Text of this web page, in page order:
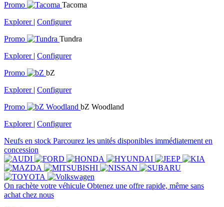
Promo
Tacoma
Explorer | Configurer
Promo
Tundra
Explorer | Configurer
Promo
bZ
Explorer | Configurer
Promo
bZ Woodland
Explorer | Configurer
Neufs en stock Parcourez les unités disponibles immédiatement en
concession
On rachète votre véhicule Obtenez une offre rapide, même sans
achat chez nous